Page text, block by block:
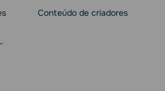
Conteúdo de criadores